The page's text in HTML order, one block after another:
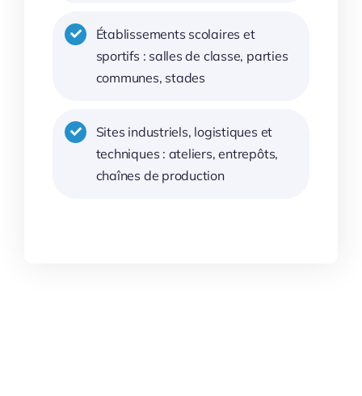
Établissements scolaires et
sportifs : salles de classe, parties
communes, stades
Sites industriels, logistiques et
techniques : ateliers, entrepôts,
chaînes de production